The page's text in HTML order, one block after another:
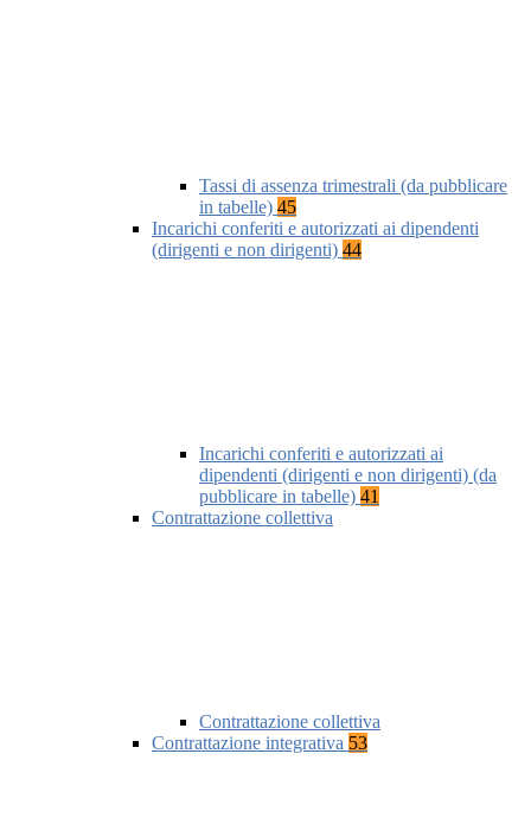
Tassi di assenza trimestrali (da pubblicare
in tabelle) 45
Incarichi conferiti e autorizzati ai dipendenti
(dirigenti e non dirigenti) 44
Incarichi conferiti e autorizzati ai
dipendenti (dirigenti e non dirigenti) (da
pubblicare in tabelle) 41
Contrattazione collettiva
Contrattazione collettiva
Contrattazione integrativa 53